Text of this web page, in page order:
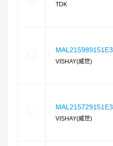
TDK
MAL215989151E3
VISHAY(威世)
MAL215729151E3
VISHAY(威世)